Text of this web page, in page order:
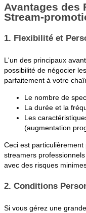
Avantages des
Stream-
1. Flexibilité et
L'un des principaux
possibilité de négocier
parfaitement à votre
Le nombre de
La durée et la
Les
(augmentation
Ceci est
streamers
avec des risques
2. Conditions
Si vous gérez une